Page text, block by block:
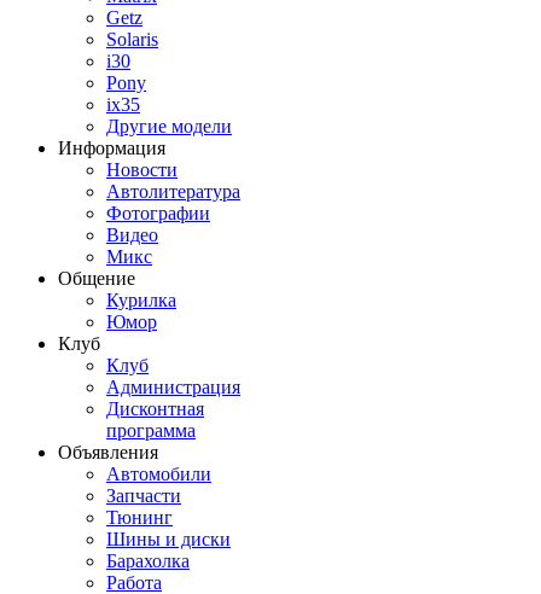
Getz
Solaris
i30
Pony
ix35
Другие модели
Информация
Новости
Автолитература
Фотографии
Видео
Микс
Общение
Курилка
Юмор
Клуб
Клуб
Администрация
Дисконтная
программа
Объявления
Автомобили
Запчасти
Тюнинг
Шины и диски
Барахолка
Работа